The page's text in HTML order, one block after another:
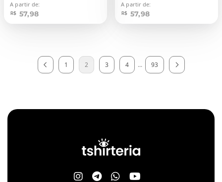
A partir de:
R$ 57,98
A partir de:
R$ 57,98
1 2 3 4 ... 93